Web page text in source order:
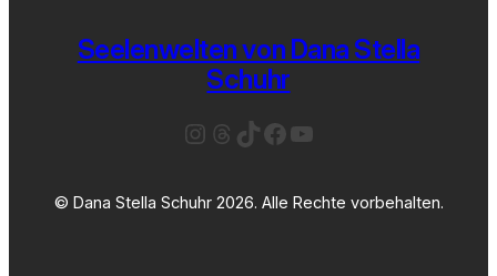
Seelenwelten von Dana Stella
Schuhr
Instagram
Threads
TikTok
Facebook
YouTube
© Dana Stella Schuhr 2026. Alle Rechte vorbehalten.